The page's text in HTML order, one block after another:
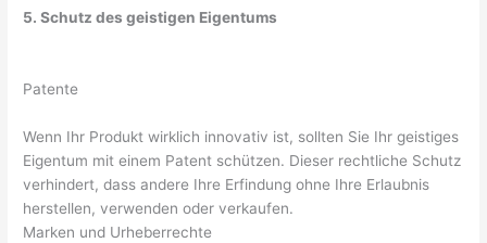
5. Schutz des geistigen Eigentums
Patente
Wenn Ihr Produkt wirklich innovativ ist, sollten Sie Ihr geistiges
Eigentum mit einem Patent schützen. Dieser rechtliche Schutz
verhindert, dass andere Ihre Erfindung ohne Ihre Erlaubnis
herstellen, verwenden oder verkaufen.
Marken und Urheberrechte